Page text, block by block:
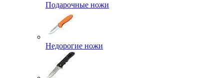
Подарочные ножи
Недорогие ножи